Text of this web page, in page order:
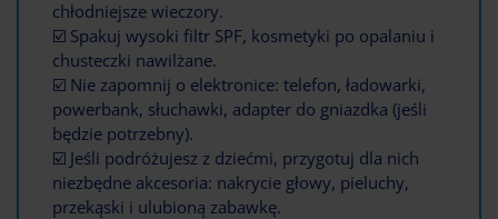
chłodniejsze wieczory.
☑️ Spakuj wysoki filtr SPF, kosmetyki po opalaniu i
chusteczki nawilżane.
☑️ Nie zapomnij o elektronice: telefon, ładowarki,
powerbank, słuchawki, adapter do gniazdka (jeśli
będzie potrzebny).
☑️ Jeśli podróżujesz z dziećmi, przygotuj dla nich
niezbędne akcesoria: nakrycie głowy, pieluchy,
przekąski i ulubioną zabawkę.